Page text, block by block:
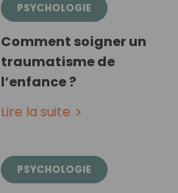
PSYCHOLOGIE
Comment soigner un
traumatisme de
l’enfance ?
Lire la suite
PSYCHOLOGIE